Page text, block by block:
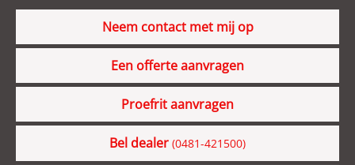
Neem contact met mij op
Een offerte aanvragen
Proefrit aanvragen
Bel dealer (0481-421500)